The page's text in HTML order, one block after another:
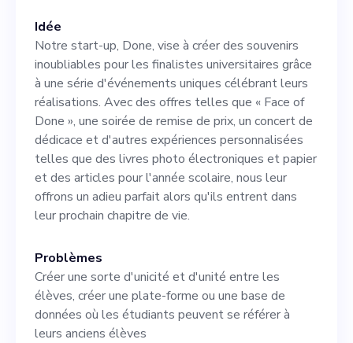
que plateforme axée sur la
technologie qui s'appuie
largement sur l'analyse
basée sur l'IA et la
blockchain pour des
expériences personnalisées,
le CTO superviserait toutes
technologiques, veillant à ce
que nous gardions une
longueur d'avance dans le
Idée
Notre start-up, Done, vise à créer des souvenirs
inoubliables pour les finalistes universitaires grâce
à une série d'événements uniques célébrant leurs
réalisations. Avec des offres telles que « Face of
Done », une soirée de remise de prix, un concert de
dédicace et d'autres expériences personnalisées
telles que des livres photo électroniques et papier
et des articles pour l'année scolaire, nous leur
offrons un adieu parfait alors qu'ils entrent dans
leur prochain chapitre de vie.
Problèmes
Créer une sorte d'unicité et d'unité entre les
élèves, créer une plate-forme ou une base de
données où les étudiants peuvent se référer à
leurs anciens élèves